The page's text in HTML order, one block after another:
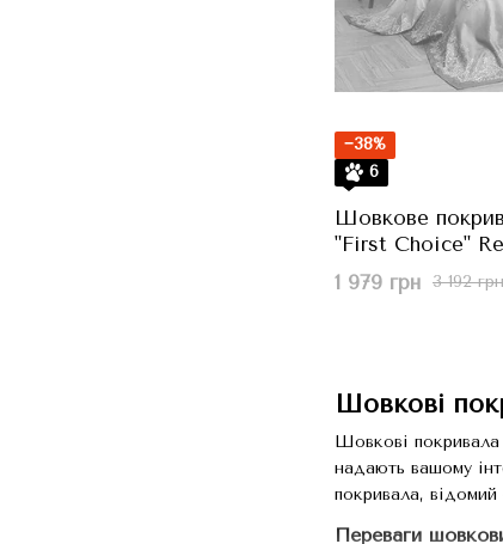
Шовкові
Шовкові
надають вашому
покривала,
Переваги
−38%
6
Шовкове
"First Choice"
Зелений,
3 192 грн
1 979 грн